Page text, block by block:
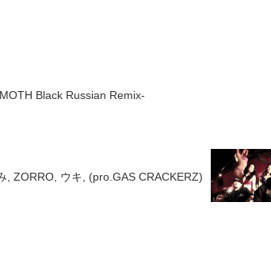
Black Russian Remix-
, ZORRO, ウキ, (pro.GAS CRACKERZ)